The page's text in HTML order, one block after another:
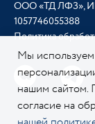
ООО «ТД ЛФЗ»,
1057746055388
Политика
Мы
нашим сайтом.
согласие на